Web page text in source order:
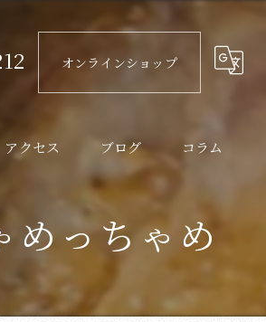
オンラインショップ
アクセス ブログ コラム
っちゃめ